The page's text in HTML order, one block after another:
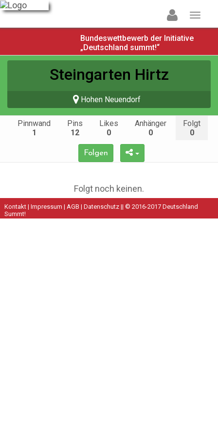
Bundeswettbewerb der Initiative
„Deutschland summt!“
Steingarten Hirtz
Hohen Neuendorf
Pinnwand
1
Pins
12
Likes
0
Anhänger
0
Folgt
0
Folgen
Folgt noch keinen.
Kontakt| Impressum | AGB | Datenschutz|| © 2016-2017 Deutschland
Summt!